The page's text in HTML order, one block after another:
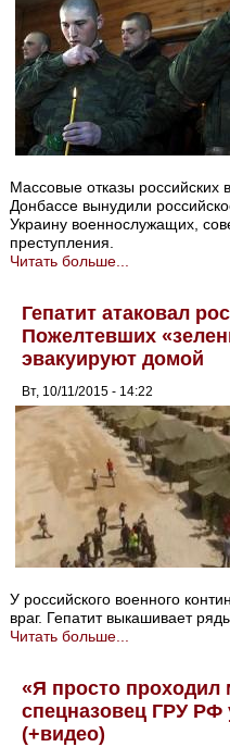
Массовые отказы российских
Донбассе вынудили
Украину военнослужащих,
преступления.
Читать больше...
Гепатит атаковал
Пожелтевших
эвакуируют домой
Вт, 10/11/2015 - 14:22
У российского военного
враг. Гепатит выкашивает
Читать больше...
«Я просто
спецназовец ГРУ РФ
(+видео)